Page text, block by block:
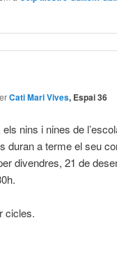
Cati Mari Vives, Espai 36
nins i nines de
duran a terme el seu
divendres, 21 de
cicles.